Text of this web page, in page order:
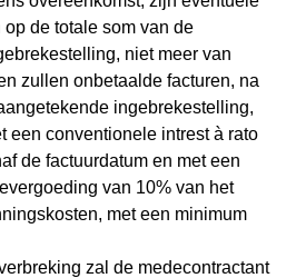
de totale som van de
niet meer van
zullen onbetaalde facturen, na
ingebrekestelling,
een conventionele intrest à rato
de factuurdatum en met een
van 10% van het
met een minimum
zal de medecontractant